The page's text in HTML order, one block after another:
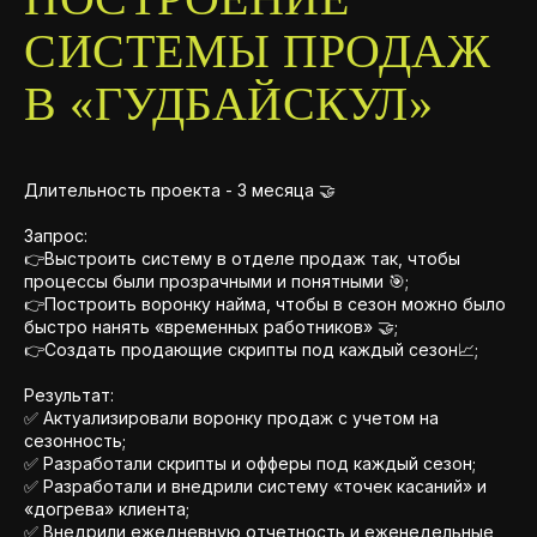
СИСТЕМЫ ПРОДАЖ
В «ГУДБАЙСКУЛ»
Длительность проекта - 3 месяца 🤝
Запрос:
👉Выстроить систему в отделе продаж так, чтобы
процессы были прозрачными и понятными 🎯;
👉Построить воронку найма, чтобы в сезон можно было
быстро нанять «временных работников» 🤝;
👉Создать продающие скрипты под каждый сезон📈;
Результат:
✅ Актуализировали воронку продаж с учетом на
сезонность;
✅ Разработали скрипты и офферы под каждый сезон;
✅ Разработали и внедрили систему «точек касаний» и
«догрева» клиента;
✅ Внедрили ежедневную отчетность и еженедельные